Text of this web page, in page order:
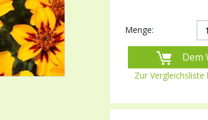
Menge:
Dem
Zur Vergleichsliste